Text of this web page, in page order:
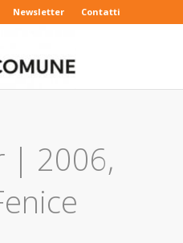
Newsletter Contatti
| 2006,